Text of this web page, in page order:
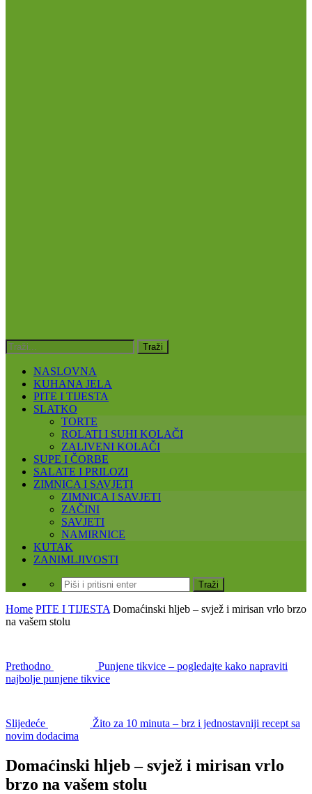
NASLOVNA
KUHANA JELA
PITE I TIJESTA
SLATKO
TORTE
ROLATI I SUHI KOLAČI
ZALIVENI KOLAČI
SUPE I ČORBE
SALATE I PRILOZI
ZIMNICA I SAVJETI
ZIMNICA I SAVJETI
ZAČINI
SAVJETI
NAMIRNICE
KUTAK
ZANIMLJIVOSTI
Home PITE I TIJESTA Domaćinski hljeb – svjež i mirisan vrlo brzo
na vašem stolu
Prethodno
Punjene tikvice – pogledajte kako napraviti
najbolje punjene tikvice
Slijedeće
Žito za 10 minuta – brz i jednostavniji recept sa
novim dodacima
Domaćinski hljeb – svjež i mirisan vrlo
brzo na vašem stolu